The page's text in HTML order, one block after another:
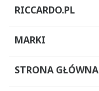
RICCARDO.PL
MARKI
STRONA GŁÓWNA